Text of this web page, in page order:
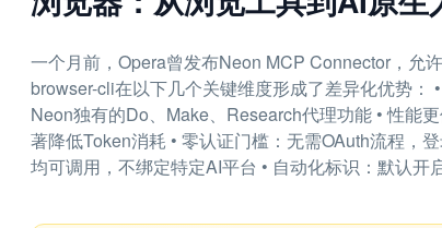
一个月前，Opera曾发布Neon MCP Connector，允
browser-cli在以下几个关键维度形成了差异化优势
Neon独有的Do、Make、Research代理功能 • 性能
著降低Token消耗 • 零认证门槛：无需OAuth流程，
均可调用，不绑定特定AI平台 • 自动化标识：默认